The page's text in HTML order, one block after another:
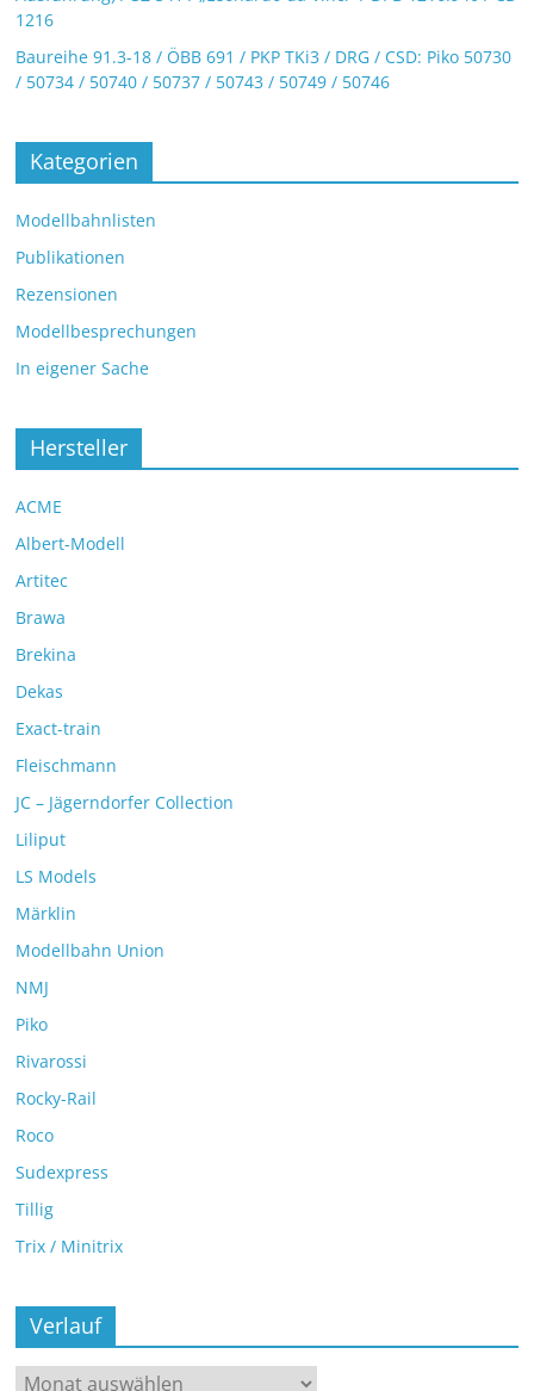
1216
Baureihe 91.3-18 / ÖBB 691 / PKP TKi3 / DRG / CSD: Piko 50730
/ 50734 / 50740 / 50737 / 50743 / 50749 / 50746
Kategorien
Modellbahnlisten
Publikationen
Rezensionen
Modellbesprechungen
In eigener Sache
Hersteller
ACME
Albert-Modell
Artitec
Brawa
Brekina
Dekas
Exact-train
Fleischmann
JC – Jägerndorfer Collection
Liliput
LS Models
Märklin
Modellbahn Union
NMJ
Piko
Rivarossi
Rocky-Rail
Roco
Sudexpress
Tillig
Trix / Minitrix
Verlauf